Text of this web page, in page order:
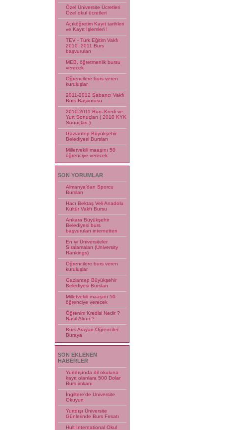
Özel Üniversite Ücretleri
Özel okul ücretleri
Açıköğretim Kayıt tarihleri
ve Kayıt İşlemleri !
TEV - Türk Eğitim Vakfı
2010 :2011 Burs
başvuruları
MEB, öğretmenlik bursu
verecek
Öğrencilere burs veren
kuruluşlar
2011-2012 Sabancı Vakfı
Burs Başvurusu
2010-2011 Burs-Kredi ve
Yurt Sonuçları ( 2010 KYK
Sonuçları )
Gaziantep Büyükşehir
Belediyesi Bursları
Milletvekili maaşını 50
öğrenciye verecek
SON YORUMLAR
Almanya'dan Sporcu
Bursları
Hacı Bektaş Veli Anadolu
Kültür Vakfı Bursu
Ankara Büyükşehir
Belediyesi burs
başvuruları internetten
En iyi Üniversiteler
Sıralamaları (University
Rankings)
Öğrencilere burs veren
kuruluşlar
Gaziantep Büyükşehir
Belediyesi Bursları
Milletvekili maaşını 50
öğrenciye verecek
Öğrenim Kredisi Nedir ?
Nasıl Alınır ?
Burs Arayan Öğrenciler
Buraya
SON EKLENEN
HABERLER
Yurtdışında dil okuluna
kayıt olanlara 500 Dolar
Burs imkanı
İngiltere'de Üniversite
Okuyun
Yurtdışı Üniversite
Günlerinde Burs Fırsatı
Hult International Okul